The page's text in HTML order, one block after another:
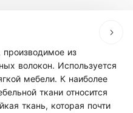
производимое из
волокон. Используется
мебели. К наиболее
ткани относится
ткань, которая почти